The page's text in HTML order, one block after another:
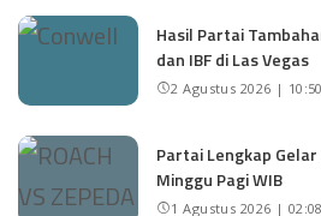
Hasil Partai
dan IBF di Las Vegas
2 Agustus 2026 | 10:50
Partai Lengkap Gelar
Minggu Pagi WIB
1 Agustus 2026 | 02:08